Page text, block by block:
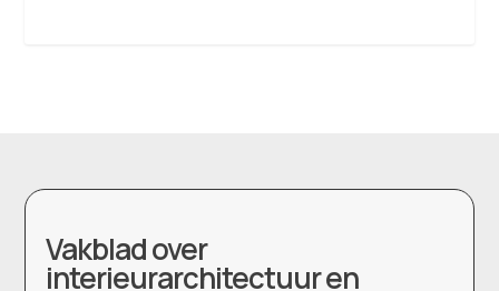
Vakblad over
interieurarchitectuur en